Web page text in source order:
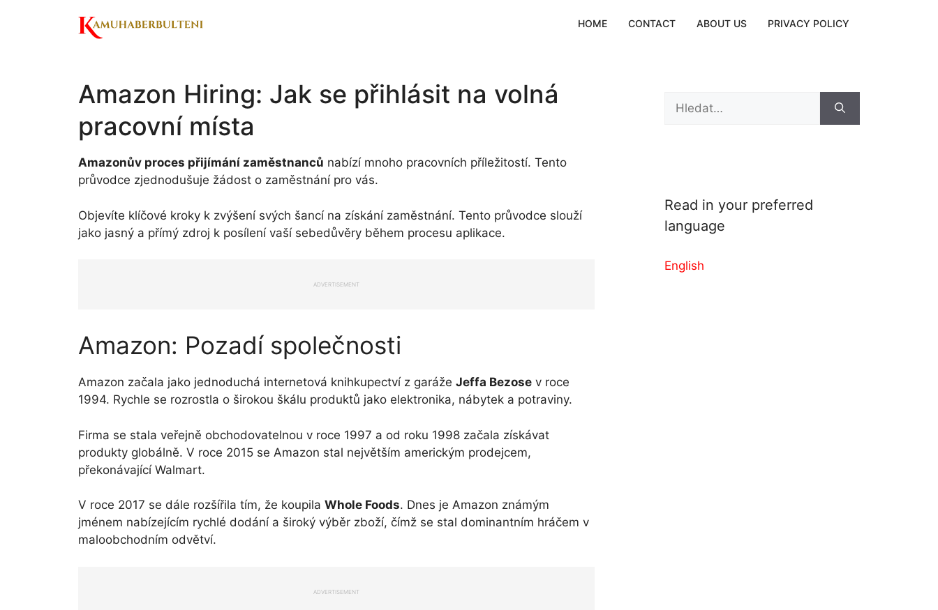
HOME CONTACT ABOUT US PRIVACY POLICY
Amazon Hiring: Jak se přihlásit na volná
pracovní místa
Amazonův proces přijímání zaměstnanců nabízí mnoho pracovních příležitostí. Tento
průvodce zjednodušuje žádost o zaměstnání pro vás.
Objevíte klíčové kroky k zvýšení svých šancí na získání zaměstnání. Tento průvodce slouží
jako jasný a přímý zdroj k posílení vaší sebedůvěry během procesu aplikace.
ADVERTISEMENT
Amazon: Pozadí společnosti
Amazon začala jako jednoduchá internetová knihkupectví z garáže Jeffa Bezose v roce
1994. Rychle se rozrostla o širokou škálu produktů jako elektronika, nábytek a potraviny.
Firma se stala veřejně obchodovatelnou v roce 1997 a od roku 1998 začala získávat
produkty globálně. V roce 2015 se Amazon stal největším americkým prodejcem,
překonávající Walmart.
V roce 2017 se dále rozšířila tím, že koupila Whole Foods. Dnes je Amazon známým
jménem nabízejícím rychlé dodání a široký výběr zboží, čímž se stal dominantním hráčem v
maloobchodním odvětví.
ADVERTISEMENT
Search
Read in your preferred
language
English